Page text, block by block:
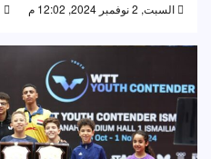
السبت, 2 نوفمبر 2024, 12:02 م